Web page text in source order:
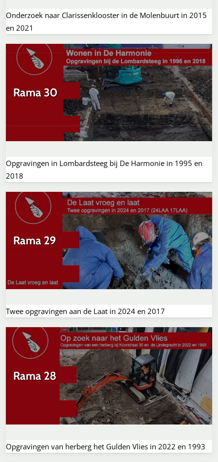
Onderzoek naar Clarissenklooster in de Molenbuurt in 2015
en 2021
Rama 30
Opgravingen in Lombardsteeg bij De Harmonie in 1995 en
2018
Rama 29
Twee opgravingen aan de Laat in 2024 en 2017
Rama 28
Opgravingen van herberg het Gulden Vlies in 2022 en 1993